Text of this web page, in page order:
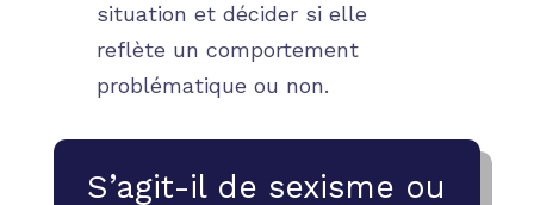
situation et décider si elle
reflète un comportement
problématique ou non.
S’agit-il de sexisme ou